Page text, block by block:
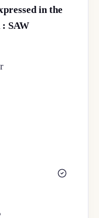
in the
SAW